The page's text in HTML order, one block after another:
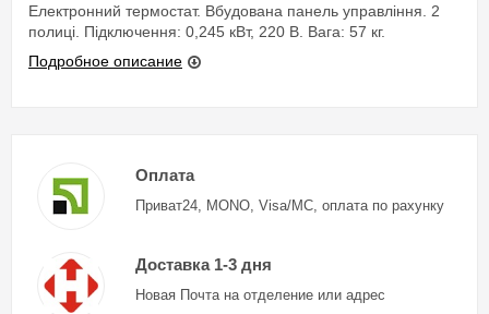
Електронний термостат. Вбудована панель управління. 2
полиці. Підключення: 0,245 кВт, 220 В. Вага: 57 кг.
Подробное описание
Оплата
Приват24, MONO, Visa/MC, оплата по рахунку
Доставка 1-3 дня
Новая Почта на отделение или адрес